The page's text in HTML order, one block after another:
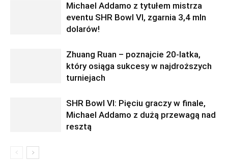
Michael Addamo z tytułem mistrza
eventu SHR Bowl VI, zgarnia 3,4 mln
dolarów!
Zhuang Ruan – poznajcie 20-latka,
który osiąga sukcesy w najdroższych
turniejach
SHR Bowl VI: Pięciu graczy w finale,
Michael Addamo z dużą przewagą nad
resztą